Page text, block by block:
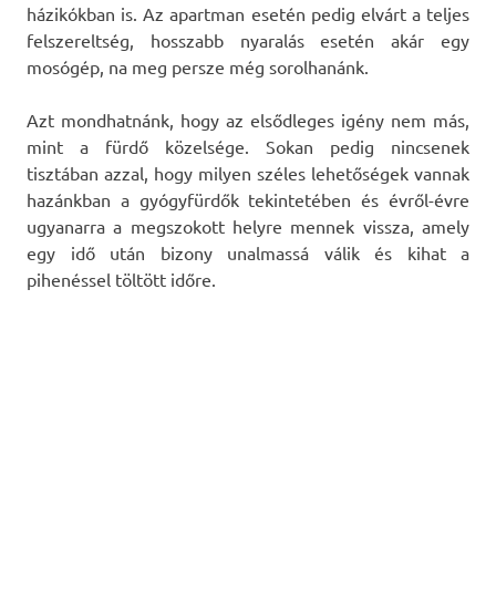
házikókban is. Az apartman esetén pedig elvárt a teljes
felszereltség, hosszabb nyaralás esetén akár egy
mosógép, na meg persze még sorolhanánk.
Azt mondhatnánk, hogy az elsődleges igény nem más,
mint a fürdő közelsége. Sokan pedig nincsenek
tisztában azzal, hogy milyen széles lehetőségek vannak
hazánkban a gyógyfürdők tekintetében és évről-évre
ugyanarra a megszokott helyre mennek vissza, amely
egy idő után bizony unalmassá válik és kihat a
pihenéssel töltött időre.